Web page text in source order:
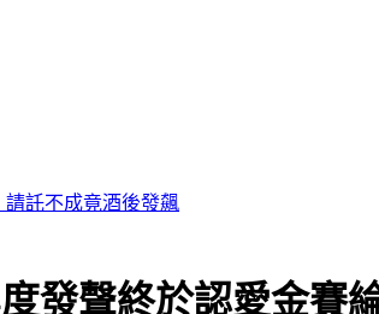
因曝
發聲終於認愛金